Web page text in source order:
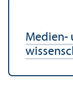
Medien-